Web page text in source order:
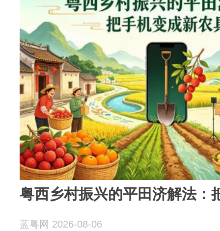
粤西乡村振兴的平田济解法：
蓝粤网 2026-08-06